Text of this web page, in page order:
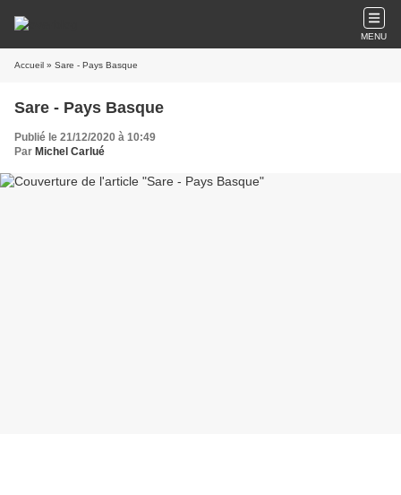
MENU
Accueil » Sare - Pays Basque
Sare - Pays Basque
Publié le 21/12/2020 à 10:49
Par Michel Carlué